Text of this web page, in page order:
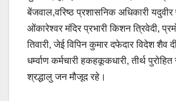
बेंजवाल,वरिष्ठ प्रशासनिक अधिकारी यदुवीर
ओंकारेश्वर मंदिर प्रभारी किशन त्रिवेदी,
तिवारी, जेई विपिन कुमार दफेदार विदेश शैव
धर्म्वाण कर्मचारी हकहकूकधारी, तीर्थ
श्रद्धालु जन मौजूद रहे।